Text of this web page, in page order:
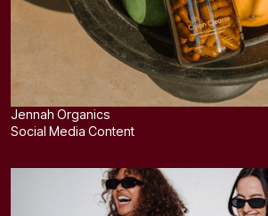
Jennah Organics
Social Media Content